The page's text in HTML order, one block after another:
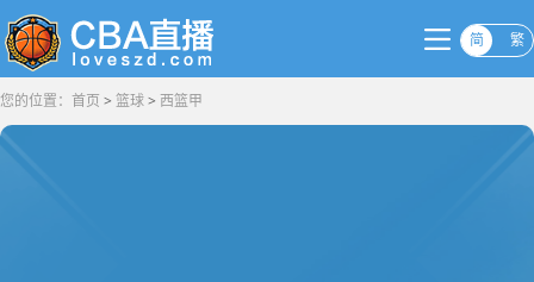
简 繁
您的位置： 首页 > 篮球> 西篮甲